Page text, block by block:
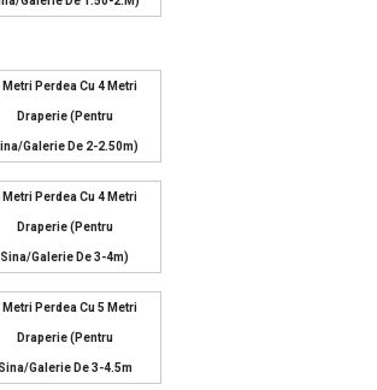
Metri Perdea Cu 4 Metri
Draperie (pentru
galerie De 2-2.50m)
Metri Perdea Cu 4 Metri
Draperie (pentru
Sina/galerie De 3-4m)
Metri Perdea Cu 5 Metri
Draperie (pentru
Sina/galerie De 3-4.5m